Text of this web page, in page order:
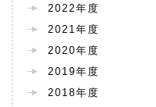
2022年度
2021年度
2020年度
2019年度
2018年度